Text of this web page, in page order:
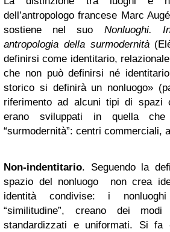
dell’antropologo francese Marc
sostiene nel suo Nonluoghi.
antropologia della surmodernità
definirsi come identitario,
che non può definirsi né
storico si definirà un nonluogo»
riferimento ad alcuni tipi di spazi
erano sviluppati in quella
“surmodernità”: centri commerciali,
Non-indentitario. Seguendo la
spazio del nonluogo non crea
identità condivise: i
“similitudine”, creano dei modi
standardizzati e uniformati. Si